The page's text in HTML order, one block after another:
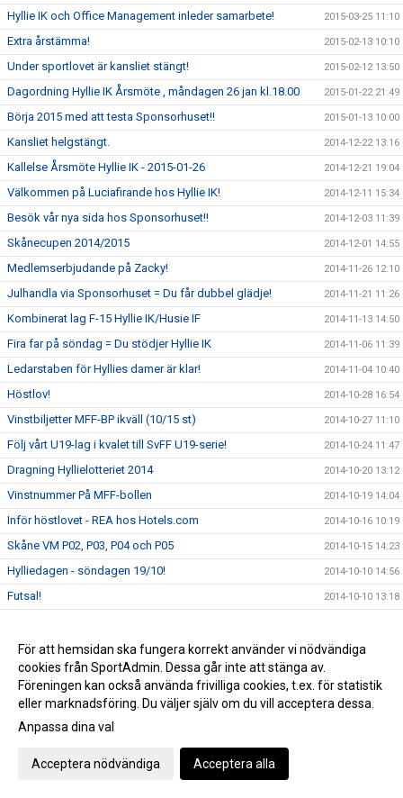
Hyllie IK och Office Management inleder samarbete! 2015-03-25 11:10
Extra årstämma! 2015-02-13 10:10
Under sportlovet är kansliet stängt! 2015-02-12 13:50
Dagordning Hyllie IK Årsmöte , måndagen 26 jan kl.18.00 2015-01-22 21:49
Börja 2015 med att testa Sponsorhuset!! 2015-01-13 10:00
Kansliet helgstängt. 2014-12-22 13:16
Kallelse Årsmöte Hyllie IK - 2015-01-26 2014-12-21 19:04
Välkommen på Luciafirande hos Hyllie IK! 2014-12-11 15:34
Besök vår nya sida hos Sponsorhuset!! 2014-12-03 11:39
Skånecupen 2014/2015 2014-12-01 14:55
Medlemserbjudande på Zacky! 2014-11-26 12:10
Julhandla via Sponsorhuset = Du får dubbel glädje! 2014-11-21 11:26
Kombinerat lag F-15 Hyllie IK/Husie IF 2014-11-13 14:50
Fira far på söndag = Du stödjer Hyllie IK 2014-11-06 11:39
Ledarstaben för Hyllies damer är klar! 2014-11-04 10:40
Höstlov! 2014-10-28 16:54
Vinstbiljetter MFF-BP ikväll (10/15 st) 2014-10-27 11:10
Följ vårt U19-lag i kvalet till SvFF U19-serie! 2014-10-24 11:47
Dragning Hyllielotteriet 2014 2014-10-20 13:12
Vinstnummer På MFF-bollen 2014-10-19 14:04
Inför höstlovet - REA hos Hotels.com 2014-10-16 10:19
Skåne VM P02, P03, P04 och P05 2014-10-15 14:23
Hylliedagen - söndagen 19/10! 2014-10-10 14:56
Futsal! 2014-10-10 13:18
Tränarutbildningar hösten 2014 2014-10-06 11:58
Erbjudande via Sponsorhuset! 2014-09-29 10:19
Hylliedagen 19:e oktober! 2014-09-23 20:25
Boka din flygresa via SAS - både du och Hyllie IK får
pengar!
Nu startar Hyllie Akademin!
För att hemsidan ska fungera korrekt använder vi nödvändiga
cookies från SportAdmin. Dessa går inte att stänga av.
Föreningen kan också använda frivilliga cookies, t.ex. för statistik
eller marknadsföring. Du väljer själv om du vill acceptera dessa.
Anpassa dina val
Acceptera nödvändiga Acceptera alla